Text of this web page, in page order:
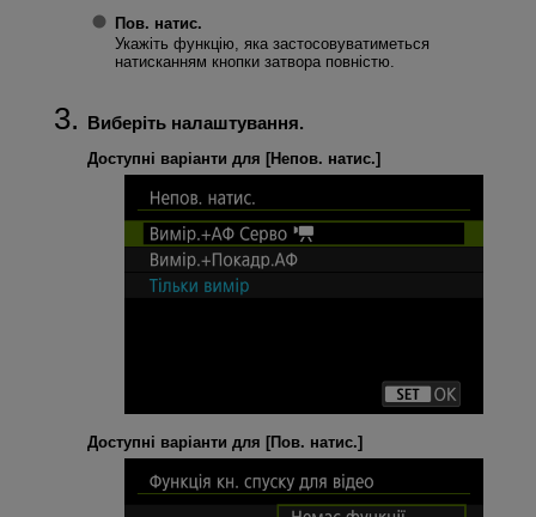
Пов. натис.
Укажіть функцію, яка застосовуватиметься
натисканням кнопки затвора повністю.
Виберіть налаштування.
Доступні варіанти для [Непов. натис.]
Доступні варіанти для [Пов. натис.]